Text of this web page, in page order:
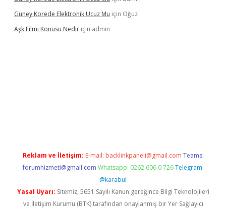
Güney Korede Elektronik Ucuz Mu için Oğuz
Aşk Filmi Konusu Nedir için admin
Reklam ve İletişim: E-mail: backlinkpaneli@gmail.com Teams:
forumhizmeti@gmail.com Whatsapp: 0262 606 0 726 Telegram:
@karabul
Yasal Uyarı: Sitemiz, 5651 Sayılı Kanun gereğince Bilgi Teknolojileri
ve İletişim Kurumu (BTK) tarafından onaylanmış bir Yer Sağlayıcı